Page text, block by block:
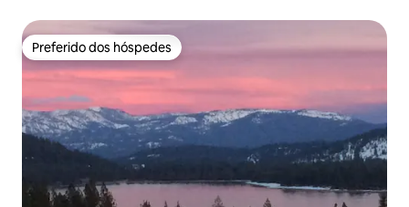
Preferido dos hóspedes
Preferido dos hóspedes